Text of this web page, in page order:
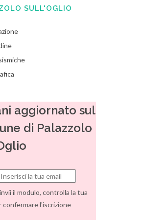
SULL'OGLIO
aggiornato sul
di Palazzolo
il modulo, controlla la tua
confermare l'iscrizione